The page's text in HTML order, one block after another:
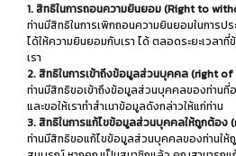
1. สิทธิในการถอนความยินยอม (Right to
ท่านมีสิทธิในการเพิกถอนความยินยอมในการ
ได้ให้ความยินยอมกับเรา ได้ ตลอดระยะเวล
เรา
2. สิทธิในการเข้าถึงข้อมูลส่วนบุคคล (right of
ท่านมีสิทธิขอเข้าถึงข้อมูลส่วนบุคคลของท่านที่
และขอให้เราทำสำเนาข้อมูลดังกล่าวให้แก่ท่าน
3. สิทธิในการแก้ไขข้อมูลส่วนบุคคลให้ถูกต้อ
ท่านมีสิทธิขอแก้ไขข้อมูลส่วนบุคคลของท่านให้